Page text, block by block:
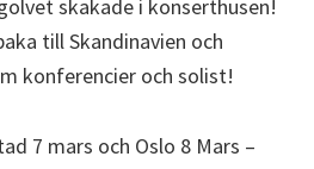
skakade i konserthusen!
till Skandinavien och
konferencier och solist!
7 mars och Oslo 8 Mars –